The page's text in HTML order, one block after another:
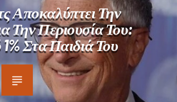
Αποκαλύπτει Την
Την Περιουσία Του:
Στα Παιδιά Του